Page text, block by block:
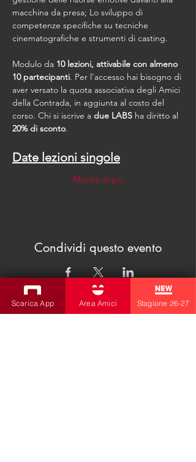
macchina da presa; Lo sviluppo di
competenze specifiche su tecniche
cinematografiche e strumenti di casting.
Modulo da 10 lezioni, attivabile con almeno
10 partecipanti. Per l'accesso hai bisogno di
aver versato la quota associativa degli Amici
della Contrada, in aggiunta al costo del
corso. Chi si iscrive a due LABS ha diritto al
20% di sconto.
Date lezioni singole
Mostra di più
Condividi questo evento
Scarica App Area Amici Stagione 26-27